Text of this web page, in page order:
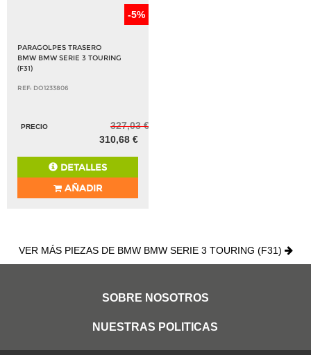
-5%
PARAGOLPES TRASERO
BMW BMW SERIE 3 TOURING
(F31)
REF: DO1233806
PRECIO
327,03 €
310,68 €
DETALLES
AÑADIR
VER MÁS PIEZAS DE BMW BMW SERIE 3 TOURING (F31)
SOBRE NOSOTROS
NUESTRAS POLITICAS